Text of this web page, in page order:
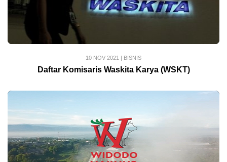
10 NOV 2021 BISNIS
Daftar Komisaris Waskita Karya (WSKT)